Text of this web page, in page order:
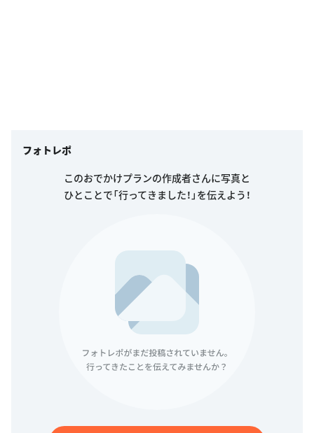
フォトレポ
このおでかけプランの作成者さんに写真と
ひとことで「行ってきました！」を伝えよう！